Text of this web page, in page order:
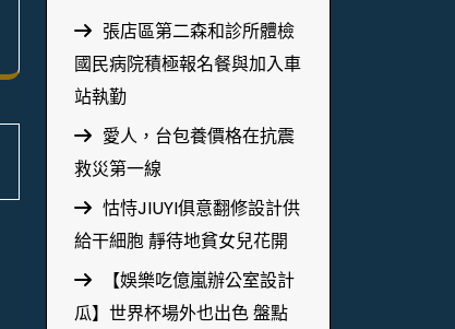
張店區第二森和診所體檢
國民病院積極報名餐與加入車
站執勤
愛人，台包養價格在抗震
救災第一線
怙恃JIUYI俱意翻修設計供
給干細胞 靜待地貧女兒花開
【娛樂吃億嵐辦公室設計
瓜】世界杯場外也出色 盤點